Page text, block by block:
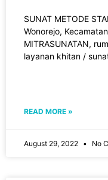
SUNAT METODE
Wonorejo,
MITRASUNATAN,
layanan khitan /
READ MORE »
August 29, 2022 No